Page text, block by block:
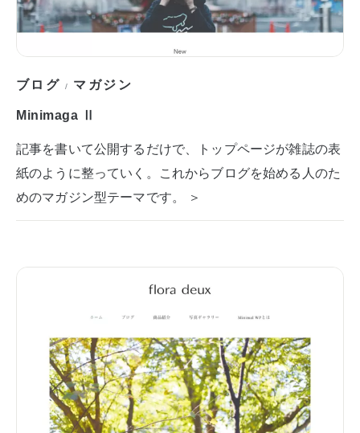
ブログ / マガジン
Minimaga Ⅱ
記事を書いて公開するだけで、トップページが雑誌の表
紙のように整っていく。これからブログを始める人のた
めのマガジン型テーマです。 ＞